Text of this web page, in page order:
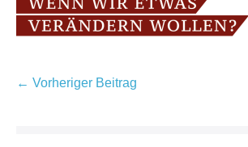
Beitragsnavigation
← Vorheriger Beitrag